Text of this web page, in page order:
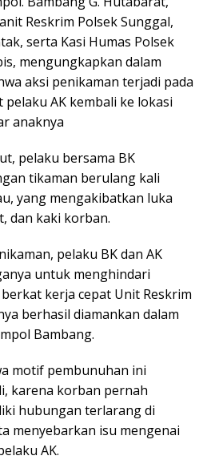
Reskrim Polsek Sunggal,
serta Kasi Humas Polsek
mengungkapkan dalam
aksi penikaman terjadi pada
pelaku AK kembali ke lokasi
anaknya
pelaku bersama BK
tikaman berulang kali
yang mengakibatkan luka
dan kaki korban.
pelaku BK dan AK
untuk menghindari
kerja cepat Unit Reskrim
berhasil diamankan dalam
Bambang.
motif pembunuhan ini
karena korban pernah
hubungan terlarang di
menyebarkan isu mengenai
AK.